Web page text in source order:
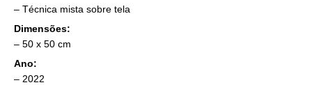
– Técnica mista sobre tela
Dimensões:
– 50 x 50 cm
Ano:
– 2022